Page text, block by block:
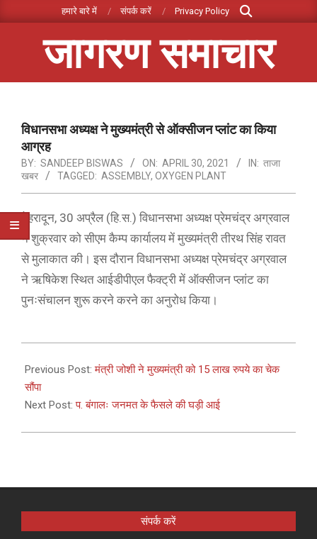
to
हमारे बारे में संपर्क करें Privacy Policy
Search
जागरण समाचार
Menuविधानसभा अध्यक्ष ने मुख्यमंत्री से ऑक्सीजन प्लांट का किया
आग्रह
BY: SANDEEP BISWAS ON: APRIL 30, 2021 IN: ताजा
खबर
TAGGED: ASSEMBLY, OXYGEN PLANT
देहरादून, 30 अप्रैल (हि.स.) विधानसभा अध्यक्ष प्रेमचंद्र अग्रवाल
ने शुक्रवार को सीएम कैम्प कार्यालय में मुख्यमंत्री तीरथ सिंह रावत
से मुलाकात की। इस दौरान विधानसभा अध्यक्ष प्रेमचंद्र अग्रवाल
ने ऋषिकेश स्थित आईडीपीएल फैक्ट्री में ऑक्सीजन प्लांट का
पुनःसंचालन शुरू करने करने का अनुरोध किया।
04-
30
Previous Post:मंत्री जोशी ने मुख्यमंत्री को 15 लाख रुपये का चेक
सौंपा
Next Post:प. बंगालः जनमत के फैसले की घड़ी आई
संपर्क करें